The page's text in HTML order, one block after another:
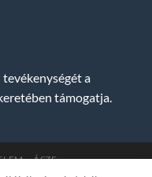
a
támogatja.
ÁSZF